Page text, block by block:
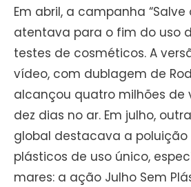
Em abril, a campanha “Salve
atentava para o fim do uso
testes de cosméticos. A
vídeo, com dublagem de
alcançou quatro milhões de
dez dias no ar. Em julho,
global destacava a
plásticos de uso único,
mares: a ação Julho Sem